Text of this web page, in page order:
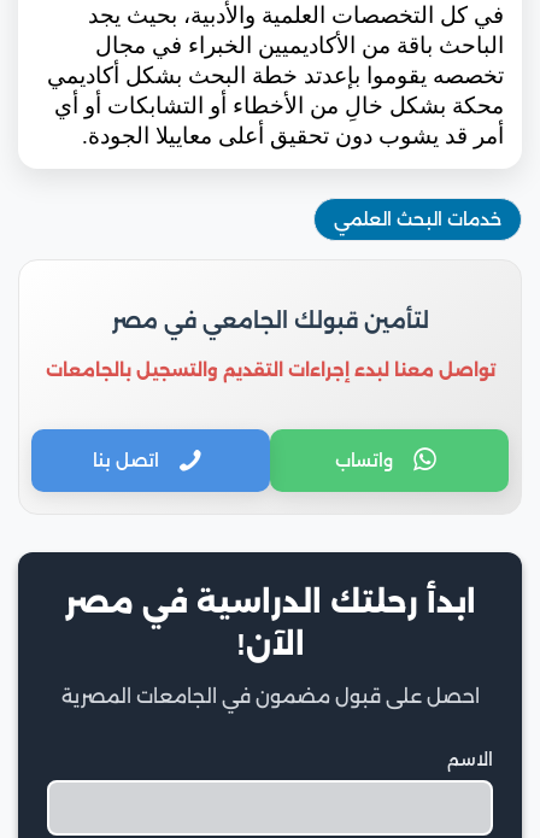
في كل التخصصات العلمية والأدبية، بحيث يجد
الباحث باقة من الأكاديميين الخبراء في مجال
تخصصه يقوموا بإعدتد خطة البحث بشكل أكاديمي
محكة بشكل خالِ من الأخطاء أو التشابكات أو أي
أمر قد يشوب دون تحقيق أعلى معاييلا الجودة.
خدمات البحث العلمي
لتأمين قبولك الجامعي في مصر
تواصل معنا لبدء إجراءات التقديم والتسجيل بالجامعات
واتساب اتصل بنا
ابدأ رحلتك الدراسية في مصر
الآن!
احصل على قبول مضمون في الجامعات المصرية
الاسم